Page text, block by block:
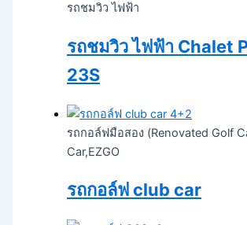
รถชมวิว ไฟฟ้า
รถชมวิว ไฟฟ้า Chalet
23S
รถกอล์ฟมือสอง (Renovated Golf
Car,EZGO
รถกอล์ฟ club car